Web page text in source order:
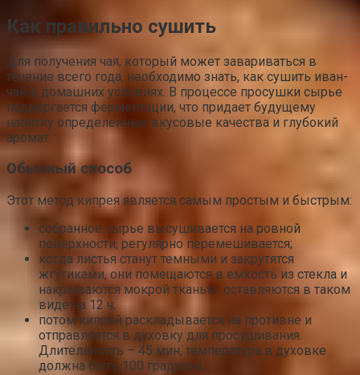
Как правильно сушить
Для получения чая, который может завариваться в
течение всего года, необходимо знать, как сушить иван-
чай в домашних условиях. В процессе просушки сырье
подвергается ферментации, что придает будущему
напитку определенные вкусовые качества и глубокий
аромат.
Обычный способ
Этот метод кипрея является самым простым и быстрым:
собранное сырье высушивается на ровной
поверхности, регулярно перемешивается;
когда листья станут темными и закрутятся
жгутиками, они помещаются в емкость из стекла и
накрываются мокрой тканью, оставляются в таком
виде на 12 ч;
потом кипрей раскладывается на противне и
отправляется в духовку для просушивания.
Длительность – 45 мин, температура в духовке
должна быть 100 градусов.